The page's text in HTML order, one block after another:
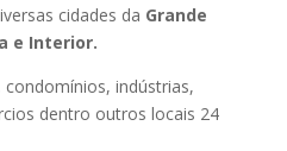
cidades da Grande
e Interior.
indústrias,
dentro outros locais 24